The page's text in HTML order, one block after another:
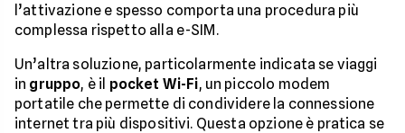
l’attivazione e spesso comporta una procedura più
complessa rispetto alla e-SIM.
Un’altra soluzione, particolarmente indicata se viaggi
in gruppo, è il pocket Wi-Fi, un piccolo modem
portatile che permette di condividere la connessione
internet tra più dispositivi. Questa opzione è pratica se